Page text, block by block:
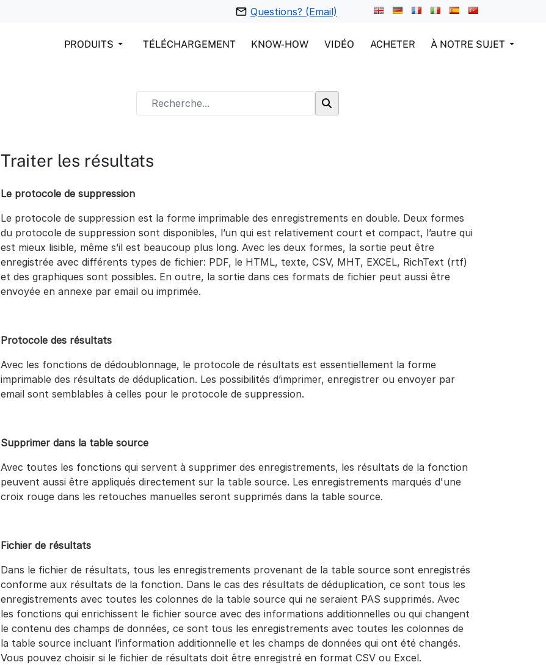
Questions? (Email)
PRODUITS TÉLÉCHARGEMENT KNOW-HOW VIDÉO ACHETER À NOTRE SUJET
Traiter les résultats
Le protocole de suppression
Le protocole de suppression est la forme imprimable des enregistrements en double. Deux formes
du protocole de suppression sont disponibles, l’un qui est relativement court et compact, l’autre qui
est mieux lisible, même s’il est beaucoup plus long. Avec les deux formes, la sortie peut être
enregistrée avec différents types de fichier: PDF, le HTML, texte, CSV, MHT, EXCEL, RichText (rtf)
et des graphiques sont possibles. En outre, la sortie dans ces formats de fichier peut aussi être
envoyée en annexe par email ou imprimée.
Protocole des résultats
Avec les fonctions de dédoublonnage, le protocole de résultats est essentiellement la forme
imprimable des résultats de déduplication. Les possibilités d’imprimer, enregistrer ou envoyer par
email sont semblables à celles pour le protocole de suppression.
Supprimer dans la table source
Avec toutes les fonctions qui servent à supprimer des enregistrements, les résultats de la fonction
peuvent aussi être appliqués directement sur la table source. Les enregistrements marqués d'une
croix rouge dans les retouches manuelles seront supprimés dans la table source.
Fichier de résultats
Dans le fichier de résultats, tous les enregistrements provenant de la table source sont enregistrés
conforme aux résultats de la fonction. Dans le cas des résultats de déduplication, ce sont tous les
enregistrements avec toutes les colonnes de la table source qui ne seraient PAS supprimés. Avec
les fonctions qui enrichissent le fichier source avec des informations additionnelles ou qui changent
le contenu des champs de données, ce sont tous les enregistrements avec toutes les colonnes de
la table source incluant l’information additionnelle et les champs de données qui ont été changés.
Vous pouvez choisir si le fichier de résultats doit être enregistré en format CSV ou Excel.